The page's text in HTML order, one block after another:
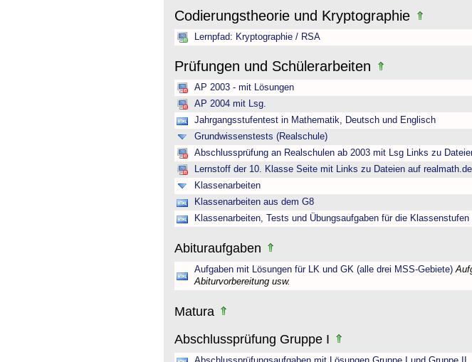
Codierungstheorie und Kryptographie
Lernpfad: Kryptographie / RSA
Prüfungen und Schülerarbeiten
AP 2003 - mit Lösungen
AP 2004 mit Lsg.
Jahrgangsstufentest in Mathematik, Deutsch und Englisch
Grundwissenstests (Realschule)
Abschlussprüfung an Realschulen ab 2003 mit Lsg Links zu
Lernstoff der 10. Klasse Seite mit Links zu Dateien auf realmath.de
Klassenarbeiten
Klassenarbeiten aus dem G8
Klassenarbeiten, Tests und Übungsaufgaben für die Klassenstufen
Abituraufgaben
Aufgaben mit Lösungen für LK und GK (alle drei MSS-Gebiete)
Abiturvorbereitung usw.
Matura
Abschlussprüfung Gruppe I